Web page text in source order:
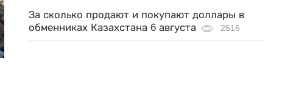
За сколько продают и покупают доллары в
обменниках Казахстана 6 августа
2516